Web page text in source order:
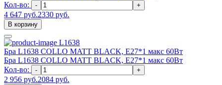
Кол-во:
- +
4 647 руб.2330 руб.
В корзину
L1638
Бра L1638 COLLO MATT BLACK, E27*1 макс 60Вт
Бра L1638 COLLO MATT BLACK, E27*1 макс 60Вт
Кол-во:
- +
2 956 руб.2084 руб.